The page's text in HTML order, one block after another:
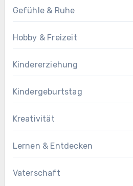
Gefühle & Ruhe
Hobby & Freizeit
Kindererziehung
Kindergeburtstag
Kreativität
Lernen & Entdecken
Vaterschaft